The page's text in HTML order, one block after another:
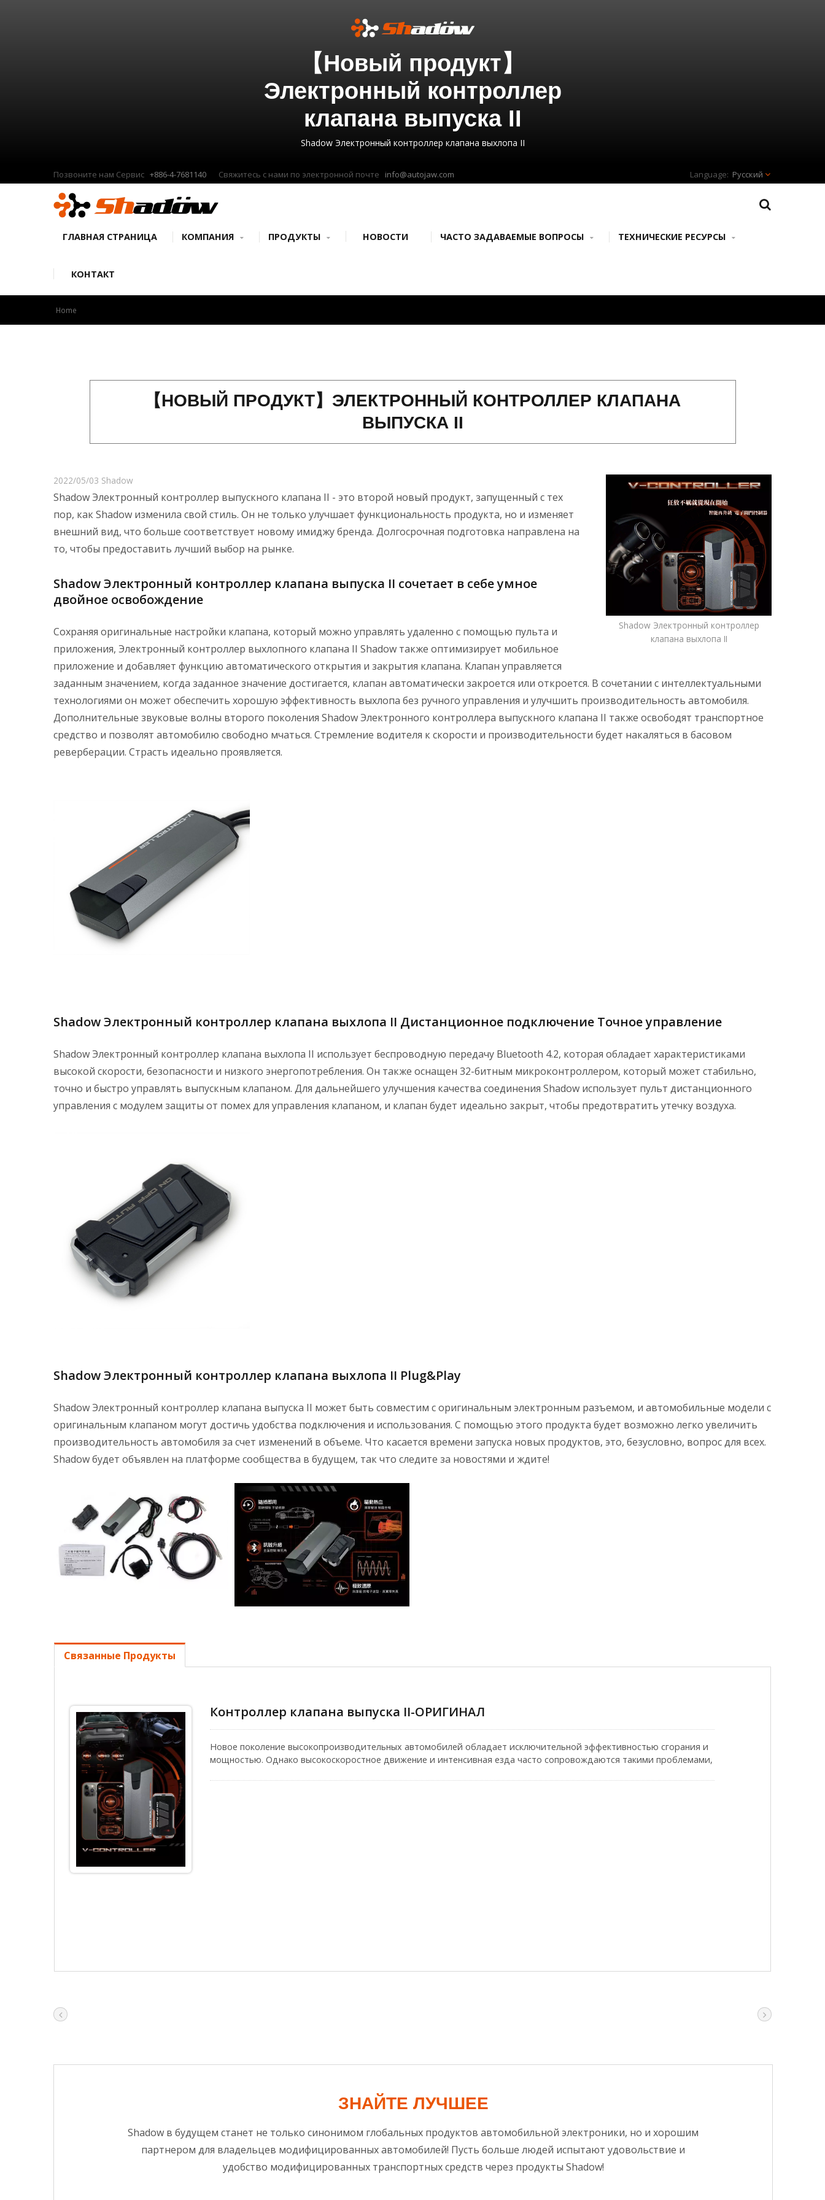
【Новый продукт】
Электронный контроллер
клапана выпуска II
Shadow Электронный контроллер клапана выхлопа II
Позвоните нам Сервис +886-4-7681140 Свяжитесь с нами по электронной почте info@autojaw.com Русский
ГЛАВНАЯ СТРАНИЦА КОМПАНИЯ ПРОДУКТЫ НОВОСТИ ЧАСТО ЗАДАВАЕМЫЕ ВОПРОСЫ ТЕХНИЧЕСКИЕ РЕСУРСЫ
КОНТАКТ
Home
【НОВЫЙ ПРОДУКТ】ЭЛЕКТРОННЫЙ КОНТРОЛЛЕР КЛАПАНА
ВЫПУСКА II
2022/05/03 Shadow
Shadow Электронный контроллер
клапана выхлопа II
Shadow Электронный контроллер выпускного клапана II - это второй новый продукт, запущенный с тех
пор, как Shadow изменила свой стиль. Он не только улучшает функциональность продукта, но и изменяет
внешний вид, что больше соответствует новому имиджу бренда. Долгосрочная подготовка направлена на
то, чтобы предоставить лучший выбор на рынке.
Shadow Электронный контроллер клапана выпуска II сочетает в себе умное
двойное освобождение
Сохраняя оригинальные настройки клапана, который можно управлять удаленно с помощью пульта и
приложения, Электронный контроллер выхлопного клапана II Shadow также оптимизирует мобильное
приложение и добавляет функцию автоматического открытия и закрытия клапана. Клапан управляется
заданным значением, когда заданное значение достигается, клапан автоматически закроется или откроется. В сочетании с интеллектуальными
технологиями он может обеспечить хорошую эффективность выхлопа без ручного управления и улучшить производительность автомобиля.
Дополнительные звуковые волны второго поколения Shadow Электронного контроллера выпускного клапана II также освободят транспортное
средство и позволят автомобилю свободно мчаться. Стремление водителя к скорости и производительности будет накаляться в басовом
реверберации. Страсть идеально проявляется.
Shadow Электронный контроллер клапана выхлопа II Дистанционное подключение Точное управление
Shadow Электронный контроллер клапана выхлопа II использует беспроводную передачу Bluetooth 4.2, которая обладает характеристиками
высокой скорости, безопасности и низкого энергопотребления. Он также оснащен 32-битным микроконтроллером, который может стабильно,
точно и быстро управлять выпускным клапаном. Для дальнейшего улучшения качества соединения Shadow использует пульт дистанционного
управления с модулем защиты от помех для управления клапаном, и клапан будет идеально закрыт, чтобы предотвратить утечку воздуха.
Shadow Электронный контроллер клапана выхлопа II Plug&Play
Shadow Электронный контроллер клапана выпуска II может быть совместим с оригинальным электронным разъемом, и автомобильные модели с
оригинальным клапаном могут достичь удобства подключения и использования. С помощью этого продукта будет возможно легко увеличить
производительность автомобиля за счет изменений в объеме. Что касается времени запуска новых продуктов, это, безусловно, вопрос для всех.
Shadow будет объявлен на платформе сообщества в будущем, так что следите за новостями и ждите!
Связанные Продукты
Контроллер клапана выпуска II-ОРИГИНАЛ
Новое поколение высокопроизводительных автомобилей обладает исключительной эффективностью сгорания и
мощностью. Однако высокоскоростное движение и интенсивная езда часто сопровождаются такими проблемами,
ЗНАЙТЕ ЛУЧШЕЕ
Shadow в будущем станет не только синонимом глобальных продуктов автомобильной электроники, но и хорошим
партнером для владельцев модифицированных автомобилей! Пусть больше людей испытают удовольствие и
удобство модифицированных транспортных средств через продукты Shadow!